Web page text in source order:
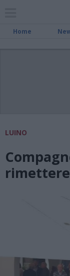
Home
LUINO